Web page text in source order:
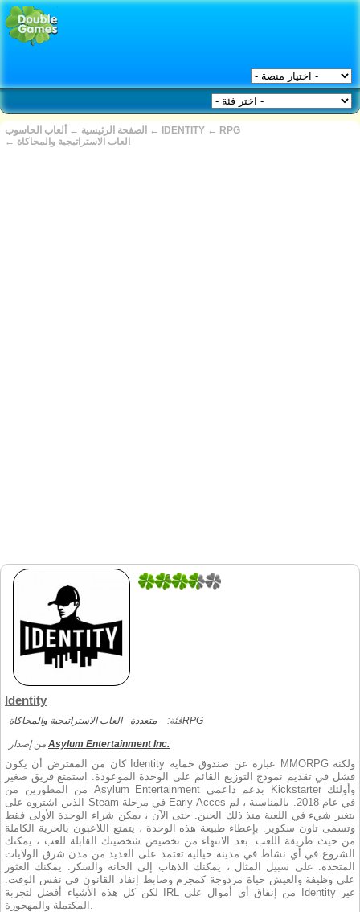
الصفحة الرئيسية ← ألعاب الحاسوب ← IDENTITY ← RPG
← العاب الاستراتيجية والمحاكاة
3
Identity
فئة: متعددة العاب الاستراتيجية والمحاكاة RPG
Asylum Entertainment Inc.
كان من المفترض أن يكون Identity عبارة عن صندوق حماية MMORPG ولكنه
فشل في تقديم نموذج التوزيع القائم على الوحدة الموعودة. استمتع فريق صغير
من المطورين من Asylum Entertainment بدعم داعمي Kickstarter وأولئك
الذين اشتروه على Steam في مرحلة Early Acces في عام 2018. بالمناسبة ، لم
يتغير شيء في اللعبة منذ ذلك الحين. حتى الآن ، يمكن شراء الوحدة الأولى فقط
وتسمى تاون سكوير. بإعطاء طبيعة هذه الوحدة ، يتمتع اللاعبون بالحرية الكاملة
من حيث طريقة اللعب. بعد الانتهاء من تخصيص شخصيتك القابلة للعب ، يمكنك
الشروع في أي نشاط في مدينة خيالية تعتمد على العديد من مدن شرق الولايات
المتحدة. على سبيل المثال ، يمكنك الذهاب إلى الحانة والسكر. يمكنك العثور
على وظيفة والعيش حياة مزدوجة كمجرم وضابط إنفاذ القانون في نفس الوقت.
لكن كل هذه الأشياء أفضل لتجربة IRL من إنفاق أي أموال على Identity غير
المكتملة والمهجورة.